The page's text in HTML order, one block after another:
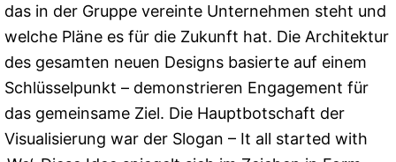
das in der Gruppe vereinte Unternehmen steht und
welche Pläne es für die Zukunft hat. Die Architektur
des gesamten neuen Designs basierte auf einem
Schlüsselpunkt – demonstrieren Engagement für
das gemeinsame Ziel. Die Hauptbotschaft der
Visualisierung war der Slogan – It all started with